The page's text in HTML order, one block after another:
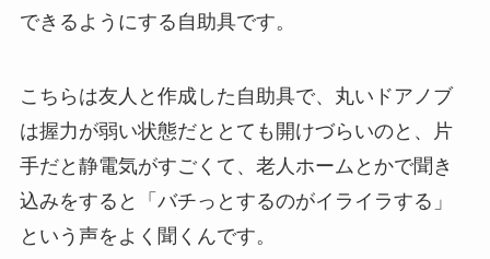
できるようにする自助具です。
こちらは友人と作成した自助具で、丸いドアノブ
は握力が弱い状態だととても開けづらいのと、片
手だと静電気がすごくて、老人ホームとかで聞き
込みをすると「バチっとするのがイライラする」
という声をよく聞くんです。